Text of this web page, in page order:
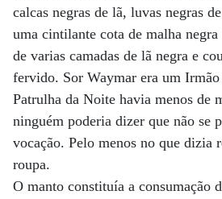
calcas negras de lã, luvas negras
uma cintilante cota de malha
de varias camadas de lã negra e
fervido. Sor Waymar era um Irmão
Patrulha da Noite havia menos de
ninguém poderia dizer que não se
vocação. Pelo menos no que dizia
roupa.
O manto constituía a consumação